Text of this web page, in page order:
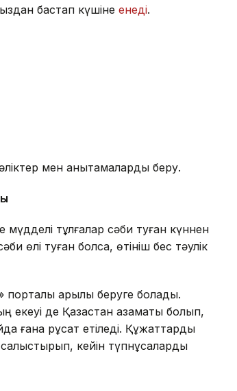
бастап күшіне енеді.
мен анықтамаларды беру.
тұлғалар сәби туған күннен
өлі туған болса, өтініш бес тәулік
порталы арқылы беруге болады.
екеуі де Қазақстан азаматы болып,
ғана рұқсат етіледі. Құжаттарды
кейін түпнұсқаларды